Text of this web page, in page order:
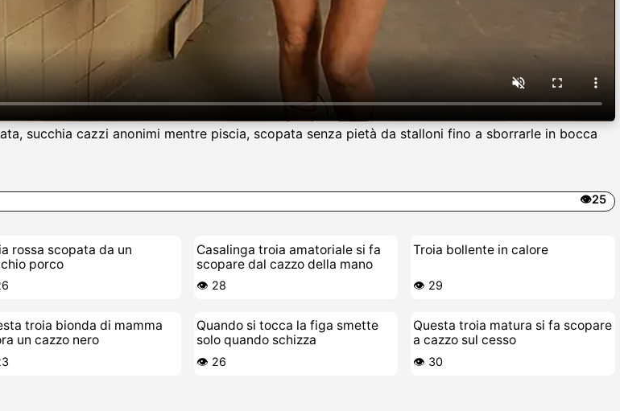
succhia cazzi anonimi mentre piscia, scopata senza pietà da stalloni fino a sborrarle in bocca
👁️25
rossa scopata da un
porco
Casalinga troia amatoriale si fa
scopare dal cazzo della mano
👁️ 28
Troia bollente in calore
👁️ 29
troia bionda di mamma
un cazzo nero
Quando si tocca la figa smette
solo quando schizza
👁️ 26
Questa troia matura si fa scopare
a cazzo sul cesso
👁️ 30